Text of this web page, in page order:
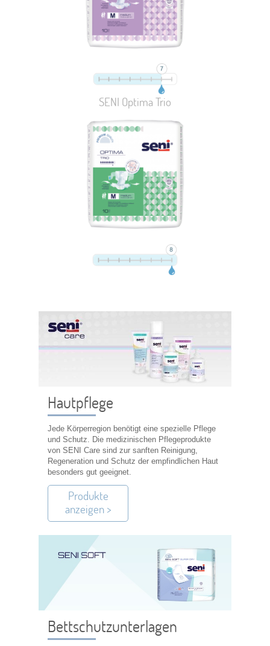
SENI Optima Trio
Hautpflege
Jede Körperregion benötigt eine spezielle Pflege
und Schutz. Die medizinischen Pflegeprodukte
von SENI Care sind zur sanften Reinigung,
Regeneration und Schutz der empfindlichen Haut
besonders gut geeignet.
Produkte
anzeigen >
Bettschutzunterlagen